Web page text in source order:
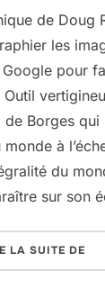
de Doug
les
pour
de Borges
à
du
sur son
LA SUITE DE